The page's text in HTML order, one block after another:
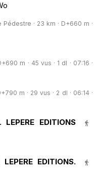
Pédestre · 23 km · D+660 m ·
m · 45 vus · 1 dl · 07:16 ·
m · 29 vus · 2 dl · 06:14 ·
EDITIONS
EDITIONS.